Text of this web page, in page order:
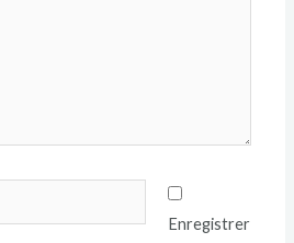
Enregistrer